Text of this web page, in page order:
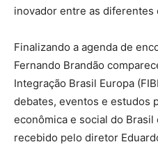
inovador entre as diferentes
Finalizando a agenda de
Fernando Brandão
Integração Brasil Europa
debates, eventos e estudos
econômica e social do Brasil
recebido pelo diretor